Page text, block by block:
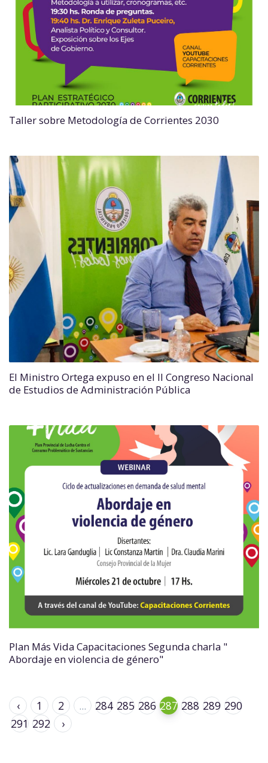
Taller sobre Metodología de Corrientes 2030
El Ministro Ortega expuso en el II Congreso Nacional
de Estudios de Administración Pública
Plan Más Vida Capacitaciones Segunda charla "
Abordaje en violencia de género"
‹ 1 2 ... 284 285 286 287 288 289 290
291 292 ›